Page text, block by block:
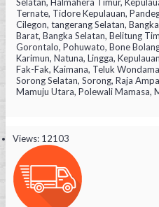
Ternate, Tidore Kepulauan,
Cilegon, tangerang Selatan,
Barat, Bangka Selatan, Belitung
Gorontalo, Pohuwato, Bone
Karimun, Natuna, Lingga,
Fak-Fak, Kaimana, Teluk
Sorong Selatan, Sorong, Raja
Mamuju Utara, Polewali Mamasa,
Views: 12103